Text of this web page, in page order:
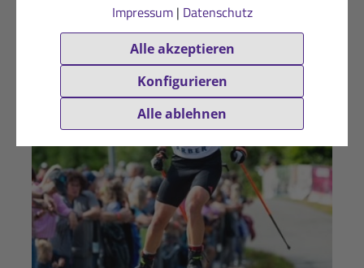
Impressum| Datenschutz
Alle akzeptieren
Konfigurieren
Alle ablehnen